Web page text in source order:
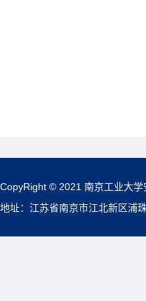
CopyRight © 2021 南京工业大
地址：江苏省南京市江北新区浦